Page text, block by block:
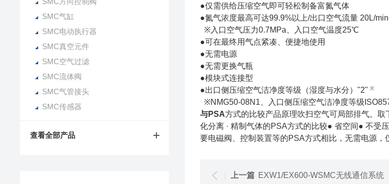
SMC气缸
SMC电动执行器
SMC真空元件
SMC空气过滤
SMC流体阀
SMC气管接头
SMC传感器
查看全部产品
●仅需供给压缩空气即可轻松制备富氮气体
●氮气浓度最高可达99.9%以上/出口空气流量 20L/
※入口空气压力0.7MPa、入口空气温度25℃
●可在最终用气点紧凑、便捷地使用
●无需电源
●无需更换气瓶
●模块式连接型
●出口侧压缩空气洁净度等级（湿度与水分）"2" ※
※NMG50-08N1、入口侧压缩空气洁净度等级
与PSA方式的比较产品原理吹扫空气可局部排气。
化分离 · 精制气体的PSA方式的比较● 省空间● 不受
要电磁阀、控制装置等的PSA方式相比，无需电源，
上一篇 EXW1/EX600-WSMC无线通信系统